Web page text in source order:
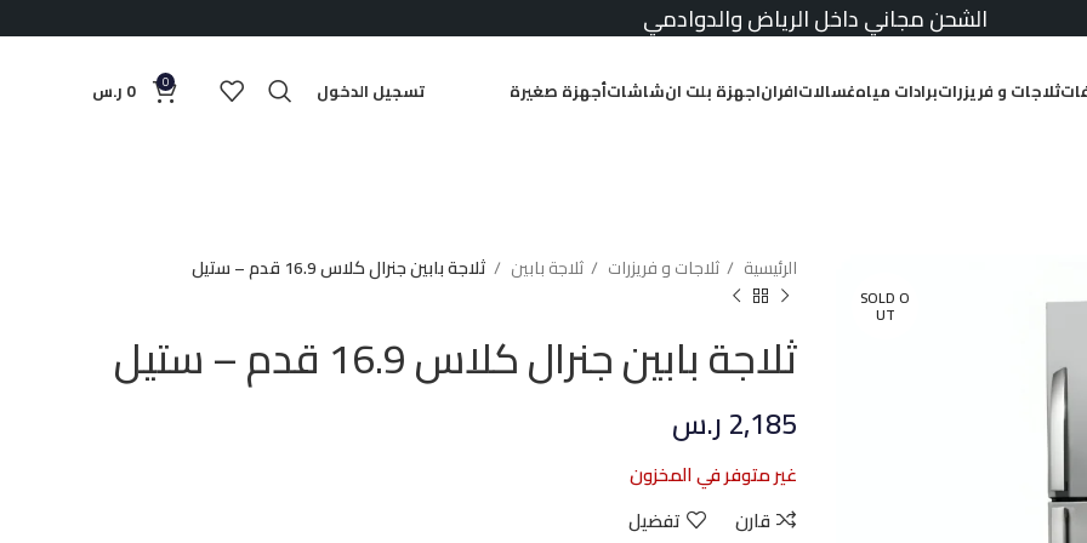
الشحن مجاني داخل الرياض والدوادمي
ثلاجات و فريزراتبرادات مياهغسالاتافراناجهزة بلت انشاشاتأجهزة صغيرة تسجيل الدخول 0
0 ر.س
SOLD O
UT
الرئيسية ثلاجات و فريزرات ثلاجة بابين ثلاجة بابين جنرال كلاس 16.9 قدم – ستيل
ثلاجة بابين جنرال كلاس 16.9 قدم – ستيل
2,185ر.س
غير متوفر في المخزون
قارن
تفضيل